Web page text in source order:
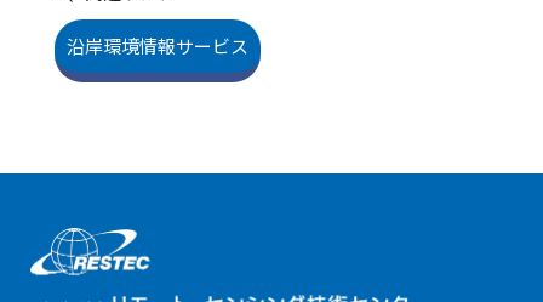
沿岸環境情報サービス